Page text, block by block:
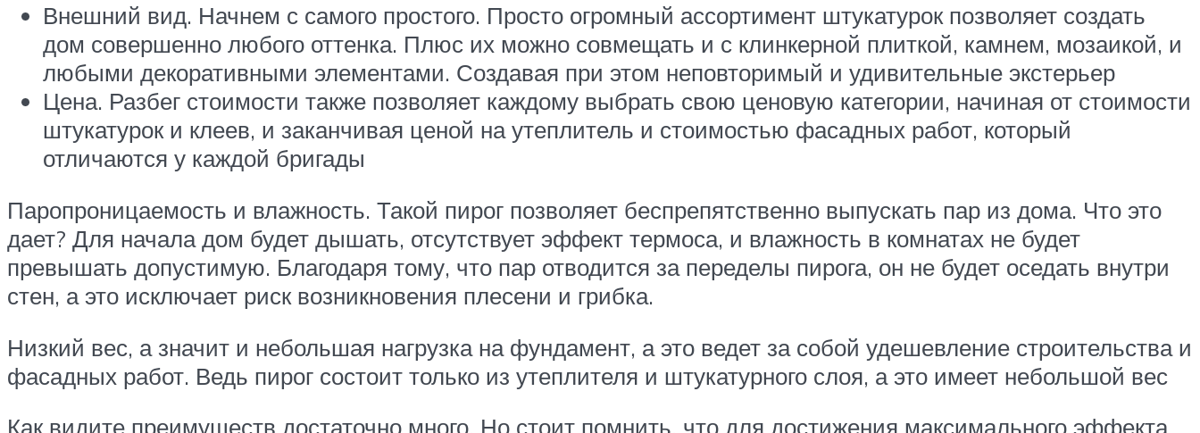
Внешний вид. Начнем с самого простого. Просто огромный ассортимент штукатурок позволяет создать
дом совершенно любого оттенка. Плюс их можно совмещать и с клинкерной плиткой, камнем, мозаикой, и
любыми декоративными элементами. Создавая при этом неповторимый и удивительные экстерьер
Цена. Разбег стоимости также позволяет каждому выбрать свою ценовую категории, начиная от стоимости
штукатурок и клеев, и заканчивая ценой на утеплитель и стоимостью фасадных работ, который
отличаются у каждой бригады
Паропроницаемость и влажность. Такой пирог позволяет беспрепятственно выпускать пар из дома. Что это
дает? Для начала дом будет дышать, отсутствует эффект термоса, и влажность в комнатах не будет
превышать допустимую. Благодаря тому, что пар отводится за переделы пирога, он не будет оседать внутри
стен, а это исключает риск возникновения плесени и грибка.
Низкий вес, а значит и небольшая нагрузка на фундамент, а это ведет за собой удешевление строительства и
фасадных работ. Ведь пирог состоит только из утеплителя и штукатурного слоя, а это имеет небольшой вес
Как видите преимуществ достаточно много. Но стоит помнить, что для достижения максимального эффекта